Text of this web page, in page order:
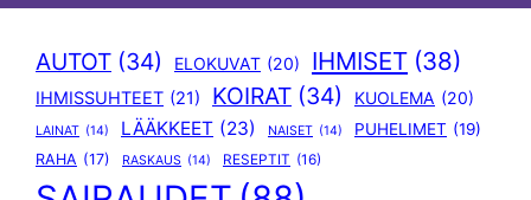
AUTOT (34) ELOKUVAT (20) IHMISET (38)
IHMISSUHTEET (21) KOIRAT (34) KUOLEMA (20)
LAINAT (14) LÄÄKKEET (23) NAISET (14) PUHELIMET (19)
RAHA (17) RASKAUS (14) RESEPTIT (16)